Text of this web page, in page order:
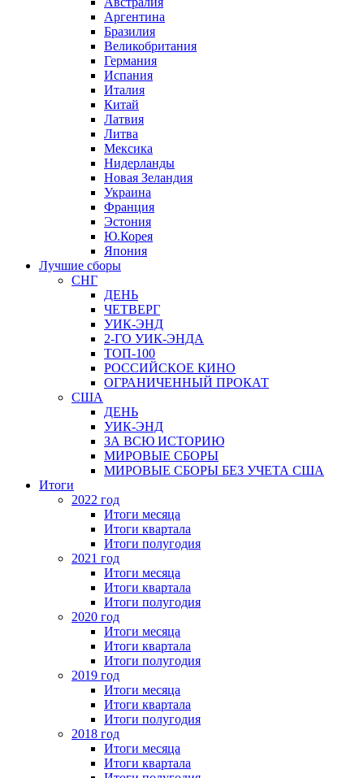
Аргентина
Бразилия
Великобритания
Германия
Испания
Италия
Китай
Латвия
Литва
Мексика
Нидерланды
Новая Зеландия
Украина
Франция
Эстония
Ю.Корея
Япония
Лучшие сборы
СНГ
ДЕНЬ
ЧЕТВЕРГ
УИК-ЭНД
2-ГО УИК-ЭНДА
ТОП-100
РОССИЙСКОЕ КИНО
ОГРАНИЧЕННЫЙ ПРОКАТ
США
ДЕНЬ
УИК-ЭНД
ЗА ВСЮ ИСТОРИЮ
МИРОВЫЕ СБОРЫ
МИРОВЫЕ СБОРЫ БЕЗ УЧЕТА США
Итоги
2022 год
Итоги месяца
Итоги квартала
Итоги полугодия
2021 год
Итоги месяца
Итоги квартала
Итоги полугодия
2020 год
Итоги месяца
Итоги квартала
Итоги полугодия
2019 год
Итоги месяца
Итоги квартала
Итоги полугодия
2018 год
Итоги месяца
Итоги квартала